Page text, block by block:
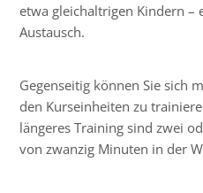
etwa gleichaltrigen Kindern –
Austausch.
Gegenseitig können Sie sich
den Kurseinheiten zu
längeres Training sind zwei
von zwanzig Minuten in der